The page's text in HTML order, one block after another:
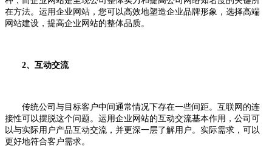
在方法。运用企业网站，您可以高效地塑造企业品牌形象，选择高端
网站建设，提高企业网站的整体品质。
2、互动交流
传统公司与目标客户中间通常情况下存在一些间距。互联网的连
接性可以摆脱这个问题。运用企业网站的互动交流基本作用，公司可
以与实际用户产品互动交流，并更深一层了解用户。实际需求，可以
更好地符合客户需求。